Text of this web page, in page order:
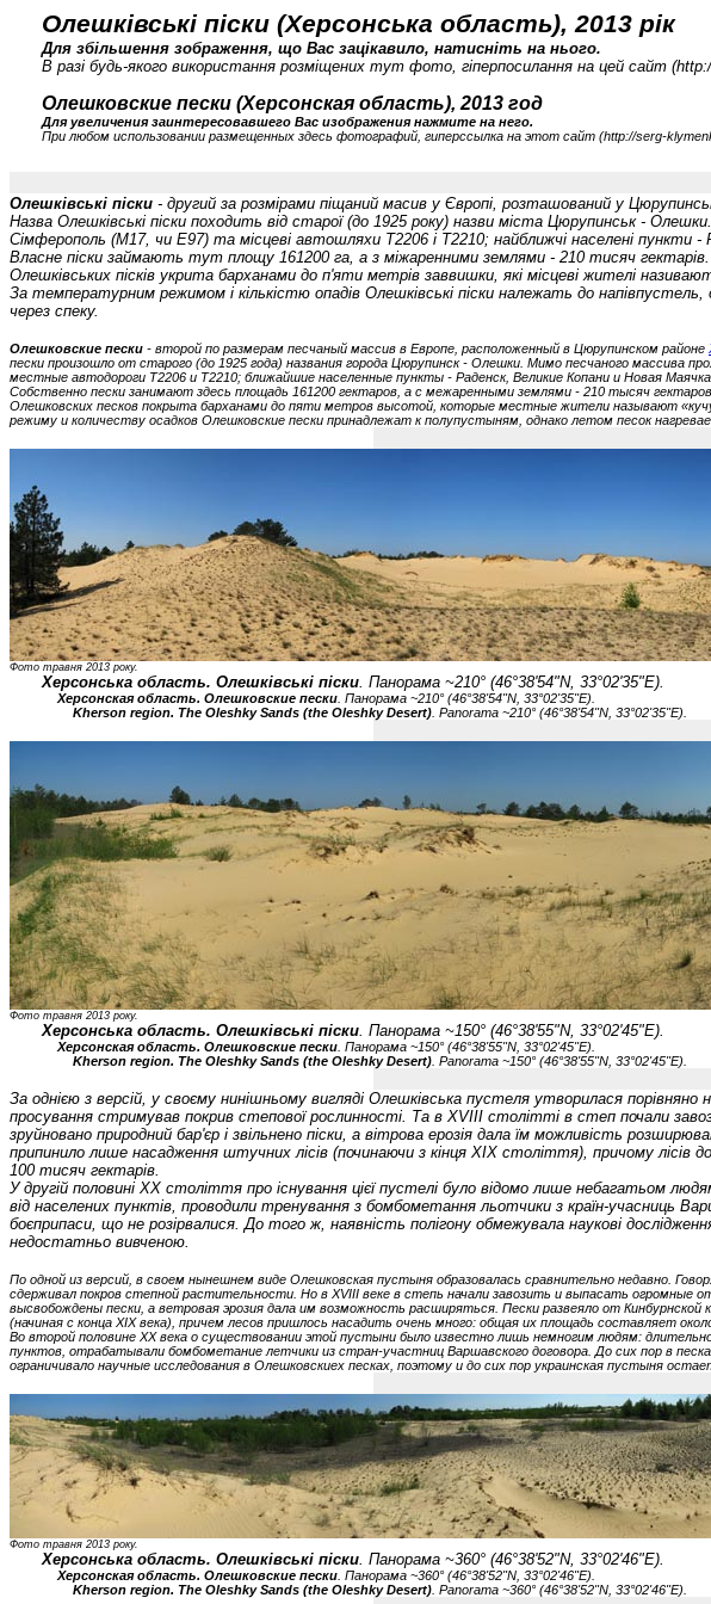
Олешківські піски (Херсонська область), 2013 рік
Для збільшення зображення, що Вас зацікавило, натисніть на нього.
В разі будь-якого використання розміщених тут фото, гіперпосилання на цей сайт (
Олешковские пески (Херсонская область), 2013 год
Для увеличения заинтересовавшего Вас изображения нажмите на него.
При любом использовании размещенных здесь фотографий, гиперссылка на этот сайт (http://serg-
Олешківські піски - другий за розмірами піщаний масив у Європі, розташований у
Назва Олешківські піски походить від старої (до 1925 року) назви міста Цюрупинськ -
Сімферополь (M17, чи E97) та місцеві автошляхи T2206 і T2210; найближчі населені пункти
Власне піски займають тут площу 161200 га, а з міжаренними землями - 210 тисяч
Олешківських пісків укрита барханами до п'яти метрів заввишки, які місцеві жителі
За температурним режимом і кількістю опадів Олешківські піски належать до
через спеку.
Олешковские пески - второй по размерам песчаный массив в Европе, расположенный в Цюрупинском районе
пески произошло от старого (до 1925 года) названия города Цюрупинск - Олешки. Мимо песчаного массива
местные автодороги T2206 и T2210; ближайшие населенные пункты - Раденск, Великие Копани и Новая Маячка.
Собственно пески занимают здесь площадь 161200 гектаров, а с межаренными землями - 210 тысяч
Олешковских песков покрыта барханами до пяти метров высотой, которые местные жители называют
режиму и количеству осадков Олешковские пески принадлежат к полупустыням, однако летом песок
Фото травня 2013 року.
Херсонська область. Олешківські піски. Панорама ~210° (46°38'54"N, 33°02'35"E).
Херсонская область. Олешковские пески. Панорама ~210° (46°38'54"N, 33°02'35"E).
Kherson region. The Oleshky Sands (the Oleshky Desert) . Panorama ~210° (46°38'54"N, 33°02'35"E).
Фото травня 2013 року.
Херсонська область. Олешківські піски. Панорама ~150° (46°38'55"N, 33°02'45"E).
Херсонская область. Олешковские пески. Панорама ~150° (46°38'55"N, 33°02'45"E).
Kherson region. The Oleshky Sands (the Oleshky Desert) . Panorama ~150° (46°38'55"N, 33°02'45"E).
За однією з версій, у своєму нинішньому вигляді Олешківська пустеля утворилася
просування стримував покрив степової рослинності. Та в XVIII столітті в степ почали
зруйновано природний бар'єр і звільнено піски, а вітрова ерозія дала їм можливість
припинило лише насадження штучних лісів (починаючи з кінця XIX століття), причому
100 тисяч гектарів.
У другій половині XX століття про існування цієї пустелі було відомо лише небагатьом
від населених пунктів, проводили тренування з бомбометання льотчики з країн-учасниць
боєприпаси, що не розірвалися. До того ж, наявність полігону обмежувала наукові
недостатньо вивченою.
По одной из версий, в своем нынешнем виде Олешковская пустыня образовалась сравнительно недавно.
сдерживал покров степной растительности. Но в XVIII веке в степь начали завозить и выпасать
высвобождены пески, а ветровая эрозия дала им возможность расширяться. Пески развеяло от
(начиная с конца XIX века), причем лесов пришлось насадить очень много: общая их площадь составляет
Во второй половине XX века о существовании этой пустыни было известно лишь немногим людям:
пунктов, отрабатывали бомбометание летчики из стран-участниц Варшавского договора. До сих пор в
ограничивало научные исследования в Олешковскиех песках, поэтому и до сих пор украинская пустыня
Фото травня 2013 року.
Херсонська область. Олешківські піски. Панорама ~360° (46°38'52"N, 33°02'46"E).
Херсонская область. Олешковские пески. Панорама ~360° (46°38'52"N, 33°02'46"E).
Kherson region. The Oleshky Sands (the Oleshky Desert) . Panorama ~360° (46°38'52"N, 33°02'46"E).